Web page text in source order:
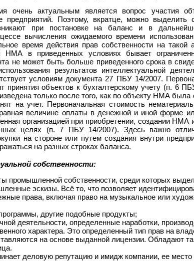
очень актуальным является вопрос участия
предприятий. Поэтому, вкратце, можно
при постановке на баланс и в
вычисления ожидаемого времени
время действия прав собственности на такой
НМА в приведенных условиях бывает
не может быть больше приведенного срока в
результатов интеллектуальной
условиям документа 27 ПБУ 14/2007.
принятия объектов к бухгалтерскому учету (п. 6
только после того, как по объекту НМА
на учет. Первоначальная стоимость
величине оплаты в денежной и иной форме
организацией при приобретении, создании НМА
целях (п. 7 ПБУ 14/2007). Здесь важно
на стороне или путем создания внутри
на разных строках баланса.
собственности:
промышленной собственности, среди которых
эскизы. Всё то, что позволяет
права, включая право на музыкальное или
другие подобные продукты;
деятельности, определенные наработки,
характера. Это определенный тип прав на
на основе выданной лицензии. Обладают
деловую репутацию и имидж компании, ее место